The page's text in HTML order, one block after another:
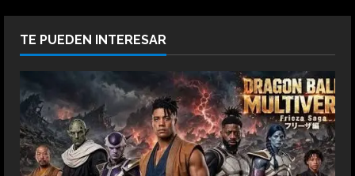
TE PUEDEN INTERESAR